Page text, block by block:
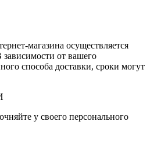
магазина осуществляется
от вашего
способа доставки, сроки могут
у своего персонального